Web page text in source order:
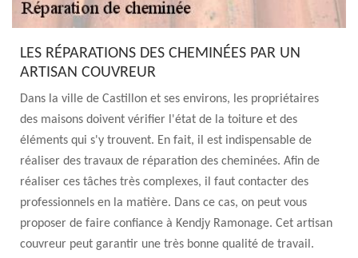
LES RÉPARATIONS DES CHEMINÉES PAR UN
ARTISAN COUVREUR
Dans la ville de Castillon et ses environs, les propriétaires
des maisons doivent vérifier l'état de la toiture et des
éléments qui s'y trouvent. En fait, il est indispensable de
réaliser des travaux de réparation des cheminées. Afin de
réaliser ces tâches très complexes, il faut contacter des
professionnels en la matière. Dans ce cas, on peut vous
proposer de faire confiance à Kendjy Ramonage. Cet artisan
couvreur peut garantir une très bonne qualité de travail.